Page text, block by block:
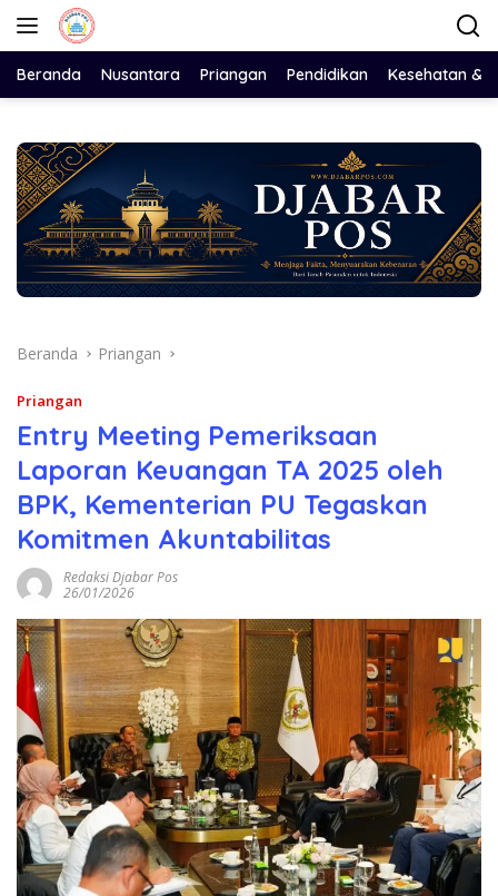
Langsung
Beranda Nusantara Priangan Pendidikan Kesehatan &
Beranda Priangan
Priangan
Entry Meeting Pemeriksaan
Laporan Keuangan TA 2025 oleh
BPK, Kementerian PU Tegaskan
Komitmen Akuntabilitas
Redaksi Djabar Pos
26/01/2026